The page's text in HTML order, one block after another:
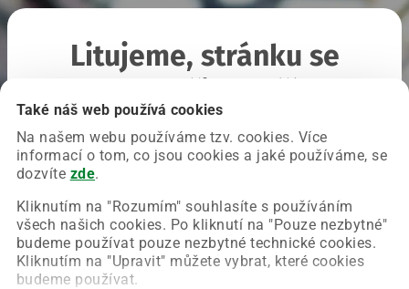
Také náš web používá cookies
Na našem webu používáme tzv. cookies. Více
informací o tom, co jsou cookies a jaké používáme, se
dozvíte zde.
Kliknutím na "Rozumím" souhlasíte s používáním
všech našich cookies. Po kliknutí na "Pouze nezbytné"
budeme používat pouze nezbytné technické cookies.
Kliknutím na "Upravit" můžete vybrat, které cookies
budeme používat.
Litujeme, stránku se
Chyba nastala na naší straně a už ji opravujeme.
Zkuste prosím znovu načíst požadovanou stránku.
Obnovit stránku Úvodní strana